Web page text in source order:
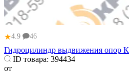
★4.9 46
Гидроцилиндр выдвижения опор
ID товара: 394434
от